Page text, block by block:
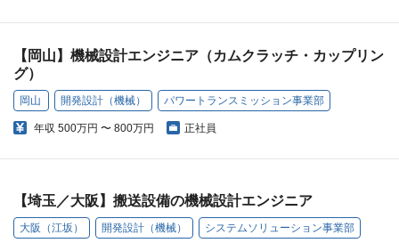
【岡山】機械設計エンジニア（カムクラッチ・カップリン
グ）
岡山 開発設計（機械） パワートランスミッション事業部
年収 500万円 〜 800万円 正社員
【埼玉／大阪】搬送設備の機械設計エンジニア
大阪（江坂） 開発設計（機械） システムソリューション事業部